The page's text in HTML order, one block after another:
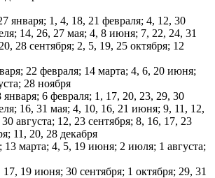
января; 1, 4, 18, 21 февраля; 4, 12, 30
14, 26, 27 мая; 4, 8 июня; 7, 22, 24, 31
28 сентября; 2, 5, 19, 25 октября; 12
22 февраля; 14 марта; 4, 6, 20 июня;
28 ноября
января; 6 февраля; 1, 17, 20, 23, 29, 30
16, 31 мая; 4, 10, 16, 21 июня; 9, 11, 12,
августа; 12, 23 сентября; 8, 16, 17, 23
11, 20, 28 декабря
13 марта; 4, 5, 19 июня; 2 июля; 1 августа;
17, 19 июня; 30 сентября; 1 октября; 29, 31